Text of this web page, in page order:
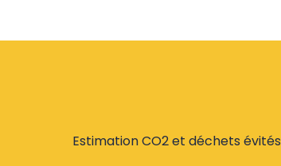
Estimation CO2 et déchets évités